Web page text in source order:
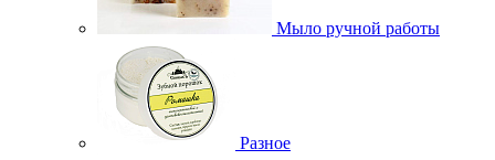
Мыло ручной работы
Разное